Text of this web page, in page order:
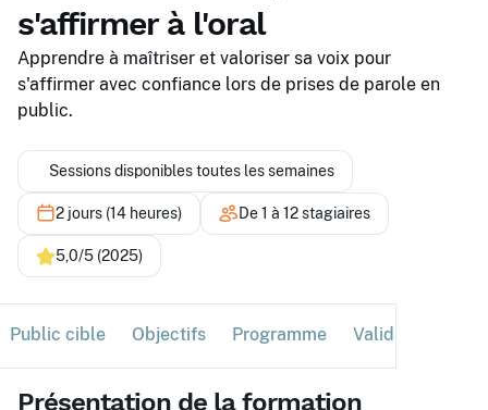
s'affirmer à l'oral
Apprendre à maîtriser et valoriser sa voix pour
s'affirmer avec confiance lors de prises de parole en
public.
Sessions disponibles toutes les semaines
2 jours (14 heures) De 1 à 12 stagiaires
5,0/5 (2025)
Public cible Objectifs Programme Validation
Présentation de la formation